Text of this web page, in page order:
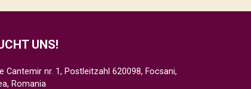
UNS!
Cantemir nr. 1, Postleitzahl 620098, Focsani,
Romania